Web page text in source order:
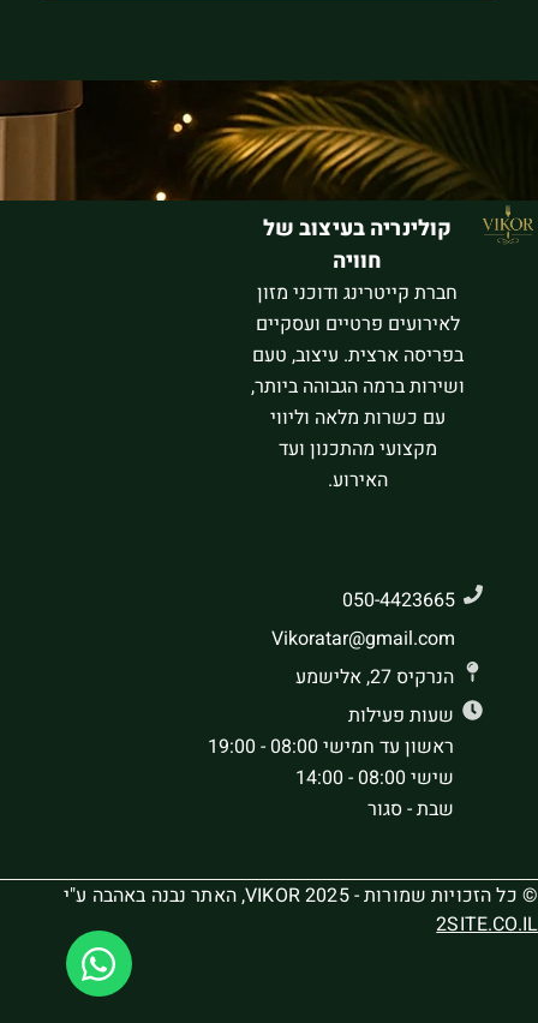
קולינריה בעיצוב של
חוויה
חברת קייטרינג ודוכני מזון
לאירועים פרטיים ועסקיים
בפריסה ארצית. עיצוב, טעם
ושירות ברמה הגבוהה ביותר,
עם כשרות מלאה וליווי
מקצועי מהתכנון ועד
האירוע.
050-4423665
Vikoratar@gmail.com
הנרקיס 27, אלישמע
שעות פעילות
ראשון עד חמישי 08:00 - 19:00
שישי 08:00 - 14:00
שבת - סגור
© כל הזכויות שמורות - VIKOR 2025, האתר נבנה באהבה ע"י
2SITE.CO.IL